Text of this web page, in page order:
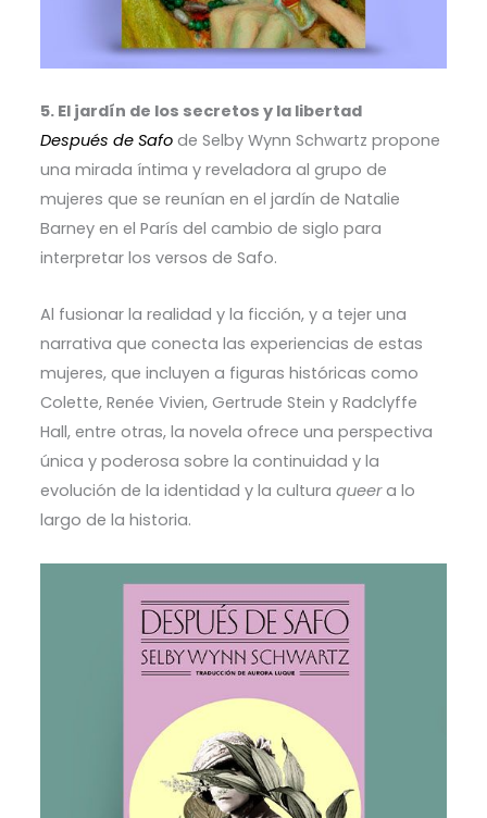
5. El jardín de los secretos y la libertad
Después de Safode Selby Wynn Schwartz propone
una mirada íntima y reveladora al grupo de
mujeres que se reunían en el jardín de Natalie
Barney en el París del cambio de siglo para
interpretar los versos de Safo.
Al fusionar la realidad y la ficción, y a tejer una
narrativa que conecta las experiencias de estas
mujeres, que incluyen a figuras históricas como
Colette, Renée Vivien, Gertrude Stein y Radclyffe
Hall, entre otras, la novela ofrece una perspectiva
única y poderosa sobre la continuidad y la
evolución de la identidad y la cultura queera lo
largo de la historia.